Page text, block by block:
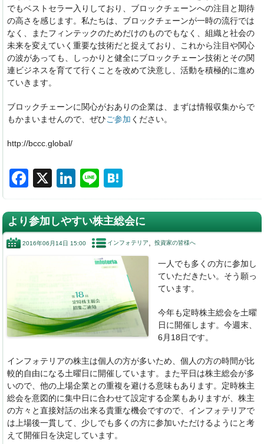
でもベストセラー入りしており、ブロックチェーンへの注目と期待
の高さを感じます。私たちは、ブロックチェーンが一時の流行では
なく、またフィンテックのためだけのものでもなく、組織と社会の
未来を変えていく重要な技術だと捉えており、これから注目や関心
の波があっても、しっかりと健全にブロックチェーン技術とその関
連ビジネスを育てて行くことを改めて決意し、活動を積極的に進め
ていきます。
ブロックチェーンに関心がおありの企業は、まずは情報収集からで
もかまいませんので、ぜひご参加 ください。
http://bccc.global/
F
c
e
k
X
Li
k
e
Li
e
e
n
a
より参加しやすい株主総会に
2016年06月14日 15:00 インフォテリア 投資家の皆様へ
一人でも多くの方に参加し
ていただきたい。そう願っ
ています。
今年も定時株主総会を土曜
日に開催します。今週末、
6月18日です。
インフォテリアの株主は個人の方が多いため、個人の方の時間が比
較的自由になる土曜日に開催しています。また平日は株主総会が多
いので、他の上場企業との重複を避ける意味もあります。定時株主
総会を意図的に集中日に合わせて設定する企業もありますが、株主
の方々と直接対話の出来る貴重な機会ですので、インフォテリアで
は上場後一貫して、少しでも多くの方に参加いただけるようにと考
えて開催日を決定しています。